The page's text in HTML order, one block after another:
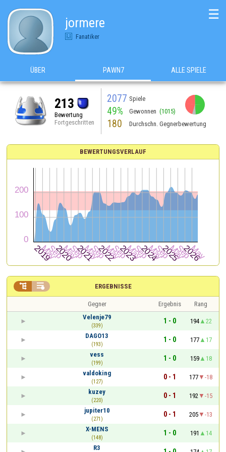
jormere
Fanatiker
☰
ÜBER PAWN7 ALLE SPIELE
213
Bewertung
Fortgeschritten
2077 Spiele
49% Gewonnen (1015)
180 Durchschn. Gegnerbewertung
BEWERTUNGSVERLAUF
ERGEBNISSE
 
Gegner Ergebnis
Rang
Velenje79
(339)
1 - 0 194
22
DAGO13
(193)
1 - 0 177
17
vess
(199)
1 - 0 159
18
valdoking
(127)
0 - 1 177
-18
kuzey
(220)
0 - 1 192
-15
jupiter10
(271)
0 - 1 205
-13
X-MENS
(148)
1 - 0 191
14
R3